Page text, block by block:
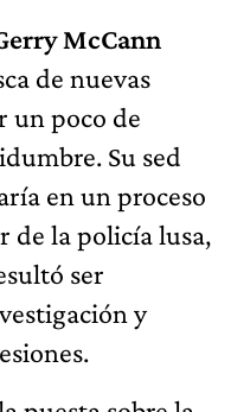
McCann
de nuevas
un poco de
Su sed
en un proceso
de la policía lusa,
ser
y